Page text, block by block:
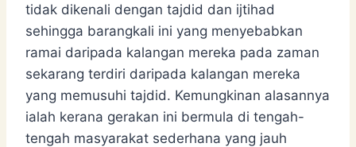
tidak dikenali dengan tajdid dan ijtihad
sehingga barangkali ini yang menyebabkan
ramai daripada kalangan mereka pada zaman
sekarang terdiri daripada kalangan mereka
yang memusuhi tajdid. Kemungkinan alasannya
ialah kerana gerakan ini bermula di tengah-
tengah masyarakat sederhana yang jauh